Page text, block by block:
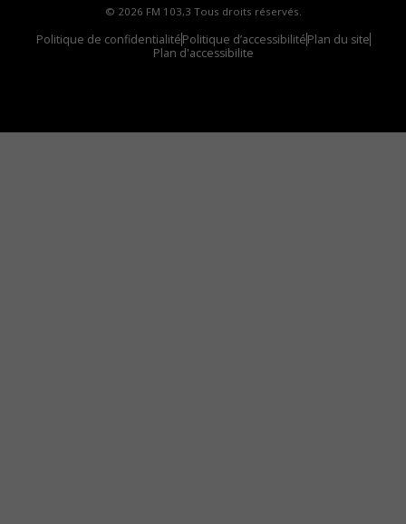
© 2026 FM 103,3 Tous droits réservés.
Politique de confidentialitéPolitique d’accessibilitéPlan du site
Plan d'accessibilite